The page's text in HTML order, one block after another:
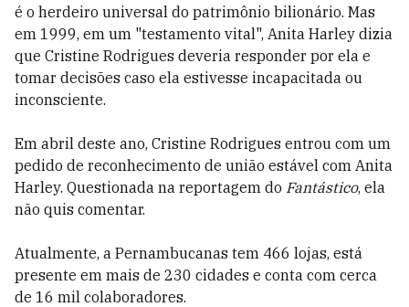
é o herdeiro universal do patrimônio bilionário. Mas
em 1999, em um "testamento vital", Anita Harley dizia
que Cristine Rodrigues deveria responder por ela e
tomar decisões caso ela estivesse incapacitada ou
inconsciente.
Em abril deste ano, Cristine Rodrigues entrou com um
pedido de reconhecimento de união estável com Anita
Harley. Questionada na reportagem do Fantástico, ela
não quis comentar.
Atualmente, a Pernambucanas tem 466 lojas, está
presente em mais de 230 cidades e conta com cerca
de 16 mil colaboradores.